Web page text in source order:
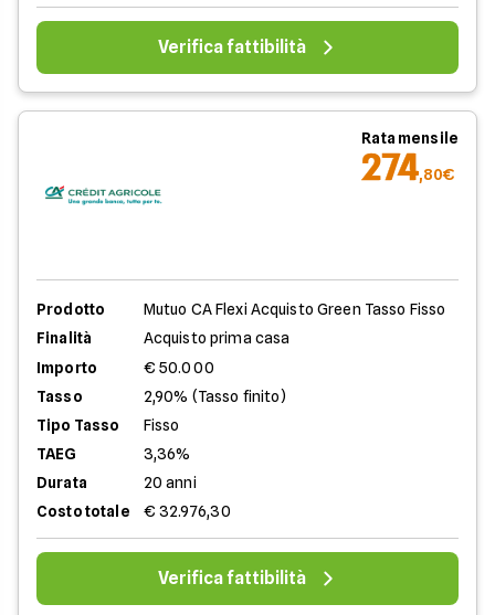
Verifica fattibilità
Rata mensile
274,80€
Prodotto
Mutuo CA Flexi Acquisto Green Tasso Fisso
Finalità
Acquisto prima casa
Importo
€ 50.000
Tasso
2,90% (Tasso finito)
Tipo Tasso
Fisso
TAEG
3,36%
Durata
20 anni
Costo totale
€ 32.976,30
Verifica fattibilità